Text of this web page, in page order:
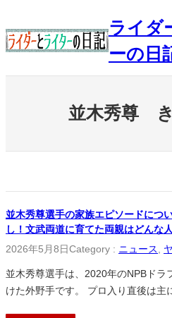
容
を
ライダ
ーの日
並木秀尊
並木秀尊選手の家族エピソードにつ
し！文武両道に育てた両親はどんな
2026年5月8日Category : ニュース
並木秀尊選手は、2020年のNPBドラ
けた外野手です。 プロ入り直後は主